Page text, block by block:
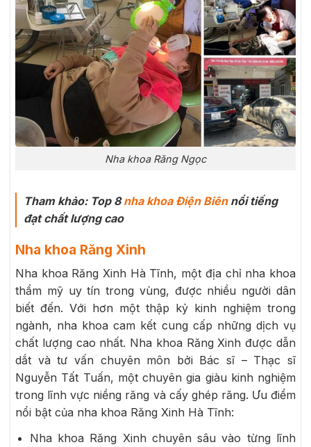
Nha khoa Răng Ngọc
Tham khảo: Top 8nha khoa Điện Biênnổi tiếng
đạt chất lượng cao
Nha khoa Răng Xinh
Nha khoa Răng Xinh Hà Tĩnh, một địa chỉ nha khoa
thẩm mỹ uy tín trong vùng, được nhiều người dân
biết đến. Với hơn một thập kỷ kinh nghiệm trong
ngành, nha khoa cam kết cung cấp những dịch vụ
chất lượng cao nhất. Nha khoa Răng Xinh được dẫn
dắt và tư vấn chuyên môn bởi Bác sĩ – Thạc sĩ
Nguyễn Tất Tuấn, một chuyên gia giàu kinh nghiệm
trong lĩnh vực niềng răng và cấy ghép răng. Ưu điểm
nổi bật của nha khoa Răng Xinh Hà Tĩnh:
Nha khoa Răng Xinh chuyên sâu vào từng lĩnh